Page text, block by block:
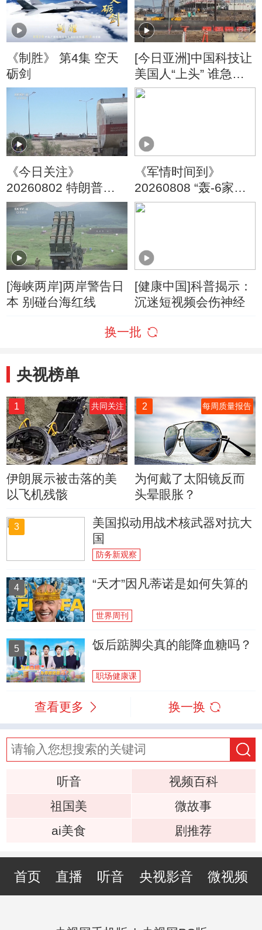
《制胜》 第4集 空天
砺剑
[今日亚洲]中国科技让
美国人“上头” 谁急
了？
《今日关注》
20260802 特朗普叫
停“最大规模”打击 伊
朗称摧毁美军F-35战
机
《军情时间到》
20260808 “轰-6家族”
亮剑海天
[海峡两岸]两岸警告日
本 别碰台海红线
[健康中国]科普揭示：
沉迷短视频会伤神经
换一批
央视榜单
1 共同关注
伊朗展示被击落的美
以飞机残骸
2 每周质量报告
为何戴了太阳镜反而
头晕眼胀？
3
美国拟动用战术核武器对抗大
国
防务新观察
4 “天才”因凡蒂诺是如何失算的
世界周刊
5 饭后踮脚尖真的能降血糖吗？
职场健康课
查看更多 换一换
听音
视频百科
祖国美
微故事
ai美食
剧推荐
首页 直播 听音 央视影音 微视频